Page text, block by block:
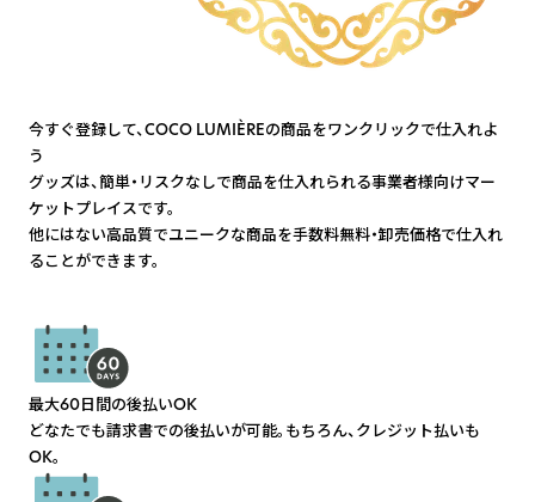
今すぐ登録して、COCO LUMIÈREの商品をワンクリックで仕入れよ
う
グッズは、簡単・リスクなしで商品を仕入れられる事業者様向けマー
ケットプレイスです。
他にはない高品質でユニークな商品を手数料無料・卸売価格で仕入れ
ることができます。
最大60日間の後払いOK
どなたでも請求書での後払いが可能。もちろん、クレジット払いも
OK。